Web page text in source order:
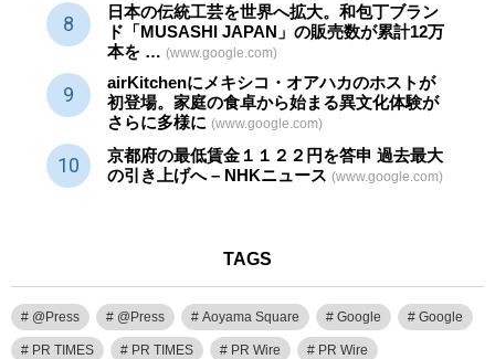
日本の伝統工芸を世界へ拡大。和包丁ブラン
ド「MUSASHI JAPAN」の販売数が累計12万
本を … (www.google.com)
airKitchenにメキシコ・オアハカのホストが
初登場。家庭の食卓から始まる異文化体験が
さらに多様に (www.google.com)
京都府の最低賃金１１２２円を答申 過去最大
の引き上げへ – NHKニュース (www.google.com)
TAGS
@Press @Press Aoyama Square Google Google
PR TIMES PR TIMES PR Wire PR Wire